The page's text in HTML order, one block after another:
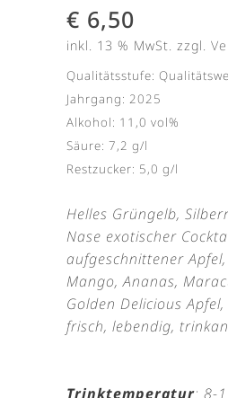
€ 6,50
inkl. 13 % MwSt. zzgl.
Qualitätsstufe:
Jahrgang: 2025
Alkohol: 11,0 vol%
Säure: 7,2 g/l
Restzucker: 5,0 g/l
Helles Grüngelb,
Nase exotischer
aufgeschnittener
Mango, Ananas,
Golden Delicious
frisch, lebendig,
Trinktemperatur: 8-